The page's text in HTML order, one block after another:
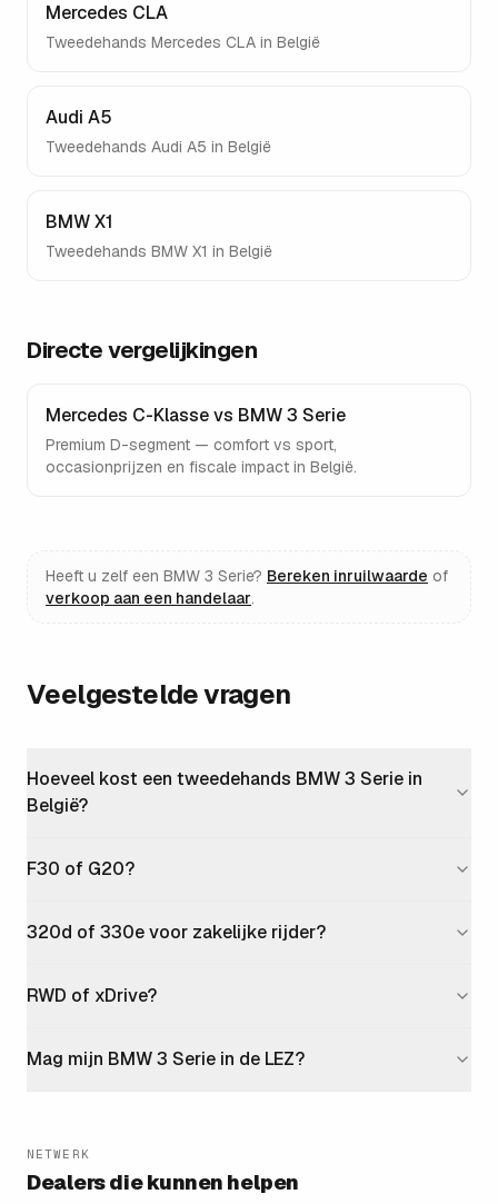
Mercedes CLA
Tweedehands Mercedes CLA in België
Audi A5
Tweedehands Audi A5 in België
BMW X1
Tweedehands BMW X1 in België
Directe vergelijkingen
Mercedes C-Klasse vs BMW 3 Serie
Premium D-segment — comfort vs sport,
occasionprijzen en fiscale impact in België.
Heeft u zelf een BMW 3 Serie? Bereken inruilwaarde of
verkoop aan een handelaar.
Veelgestelde vragen
Hoeveel kost een tweedehands BMW 3 Serie in
België?
F30 of G20?
320d of 330e voor zakelijke rijder?
RWD of xDrive?
Mag mijn BMW 3 Serie in de LEZ?
NETWERK
Dealers die kunnen helpen
PUURS-SINT-AMANDS